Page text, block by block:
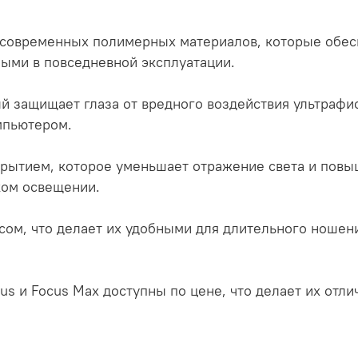
полимерных материалов, которые
в повседневной эксплуатации.
глаза от вредного воздействия
которое уменьшает отражение света и
освещении.
что делает их удобными для длительного
и Focus Max доступны по цене, что делает их